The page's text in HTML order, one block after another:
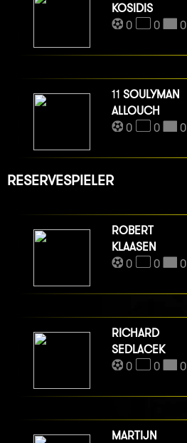
KOSIDIS
0
0 0
11 SOULYMAN
ALLOUCH
0
0 0
RESERVESPIELER
ROBERT
KLAASEN
0
0 0
RICHARD
SEDLACEK
0
0 0
MARTIJN